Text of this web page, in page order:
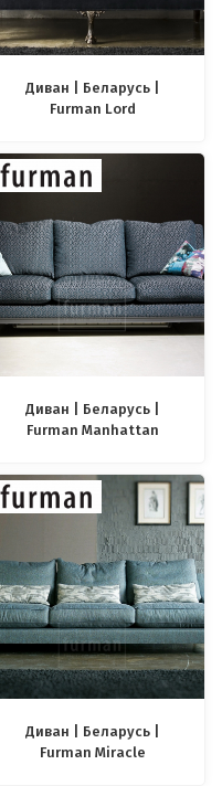
Диван | Беларусь |
Furman Lord
Диван | Беларусь |
Furman Manhattan
Диван | Беларусь |
Furman Miracle